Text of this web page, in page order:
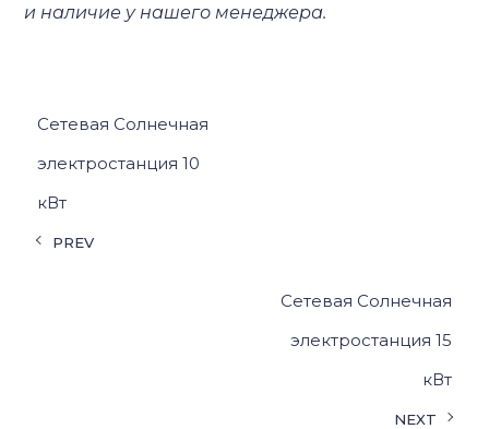
и наличие у нашего менеджера.
Сетевая Солнечная
электростанция 10
кВт
PREV
Сетевая Солнечная
электростанция 15
кВт
NEXT